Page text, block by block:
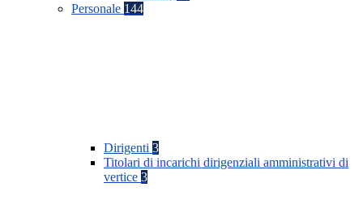
Personale 144
Dirigenti 3
Titolari di incarichi dirigenziali amministrativi di
vertice 3